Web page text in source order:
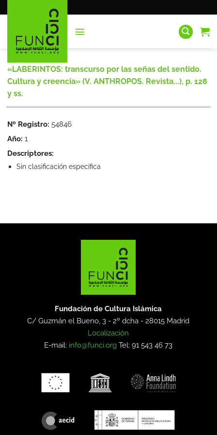
al
«LABERINTOS: transcurso por las señas del sentido.
Cultura y creencia» (V. ANTHROPOS. Revista...), p. 128
y ss.
Nº Registro: 54846
Año: 1
Descriptores:
Sin clasificación específica
Fundación de Cultura Islámica
C/ Guzmán el Bueno, 3 - 2º dcha -28015 Madrid
Localización
E-mail: info@funci.org Tel: 91 543 46 73